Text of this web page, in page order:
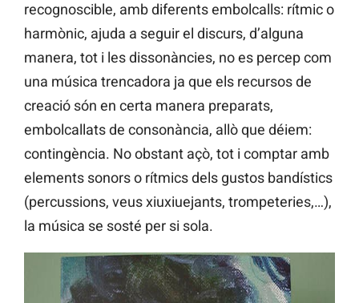
recognoscible, amb diferents embolcalls: rítmic o
harmònic, ajuda a seguir el discurs, d’alguna
manera, tot i les dissonàncies, no es percep com
una música trencadora ja que els recursos de
creació són en certa manera preparats,
embolcallats de consonància, allò que déiem:
contingència. No obstant açò, tot i comptar amb
elements sonors o rítmics dels gustos bandístics
(percussions, veus xiuxiuejants, trompeteries,…),
la música se sosté per si sola.